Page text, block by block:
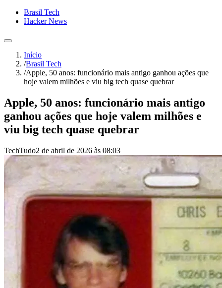
Brasil Tech
Hacker News
Início
/Brasil Tech
/Apple, 50 anos: funcionário mais antigo ganhou ações que
hoje valem milhões e viu big tech quase quebrar
Apple, 50 anos: funcionário mais antigo
ganhou ações que hoje valem milhões e
viu big tech quase quebrar
TechTudo2 de abril de 2026 às 08:03